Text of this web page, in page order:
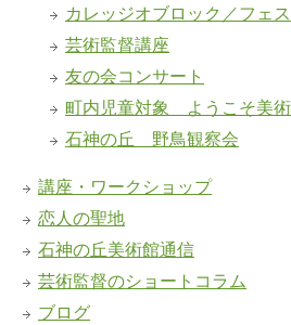
カレッジオブロック／フェス
芸術監督講座
友の会コンサート
町内児童対象 ようこそ美
石神の丘 野鳥観察会
講座・ワークショップ
恋人の聖地
石神の丘美術館通信
芸術監督のショートコラム
ブログ